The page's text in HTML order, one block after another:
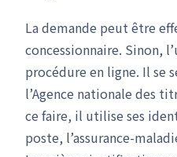
La demande peut être
concessionnaire. Sinon,
procédure en ligne. Il se
l’Agence nationale des
ce faire, il utilise ses
poste, l’assurance-